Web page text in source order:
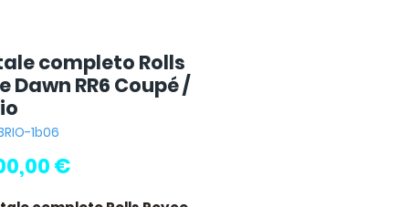
completo Rolls
Dawn RR6 Coupé /
1b06
€